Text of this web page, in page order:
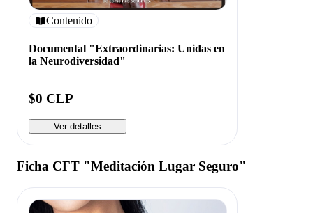
Contenido
Documental "Extraordinarias: Unidas en
la Neurodiversidad"
$0 CLP
Ver detalles
Ficha CFT "Meditación Lugar Seguro"